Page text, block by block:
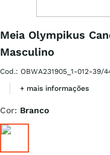
Meia Olympikus
Masculino
Cod.: OBWA231905_1-012-39/
+ mais informações
Cor: Branco